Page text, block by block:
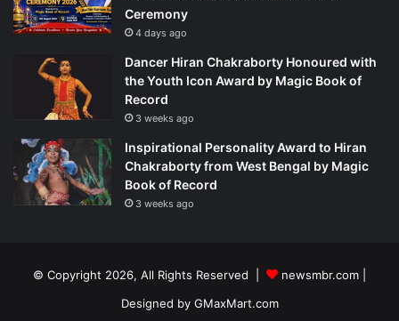
Ceremony
4 days ago
Dancer Hiran Chakraborty Honoured with
the Youth Icon Award by Magic Book of
Record
3 weeks ago
Inspirational Personality Award to Hiran
Chakraborty from West Bengal by Magic
Book of Record
3 weeks ago
© Copyright 2026, All Rights Reserved |
newsmbr.com |
Designed by GMaxMart.com